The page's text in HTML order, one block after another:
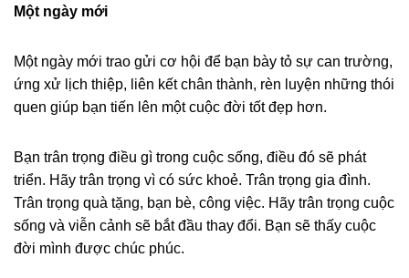
Một ngày mới
Một ngày mới trao gửi cơ hội để bạn bày tỏ sự can trường,
ứng xử lịch thiệp, liên kết chân thành, rèn luyện những thói
quen giúp bạn tiến lên một cuộc đời tốt đẹp hơn.
Bạn trân trọng điều gì trong cuộc sống, điều đó sẽ phát
triển. Hãy trân trọng vì có sức khoẻ. Trân trọng gia đình.
Trân trọng quà tặng, bạn bè, công việc. Hãy trân trọng cuộc
sống và viễn cảnh sẽ bắt đầu thay đổi. Bạn sẽ thấy cuộc
đời mình được chúc phúc.